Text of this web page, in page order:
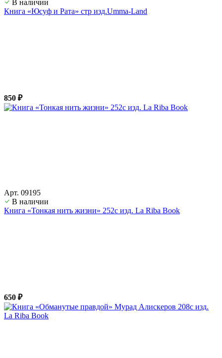
В наличии
Книга «Юсуф и Рата» стр изд.Umma-Land
850 ₽
Арт. 09195
В наличии
Книга «Тонкая нить жизни» 252с изд. La Riba Book
650 ₽